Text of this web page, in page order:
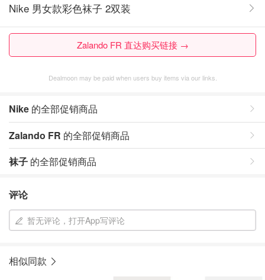
Nike 男女款彩色袜子 2双装
Zalando FR 直达购买链接 →
Dealmoon may be paid when users buy items via our links.
Nike 的全部促销商品
Zalando FR 的全部促销商品
袜子 的全部促销商品
评论
暂无评论，打开App写评论
相似同款